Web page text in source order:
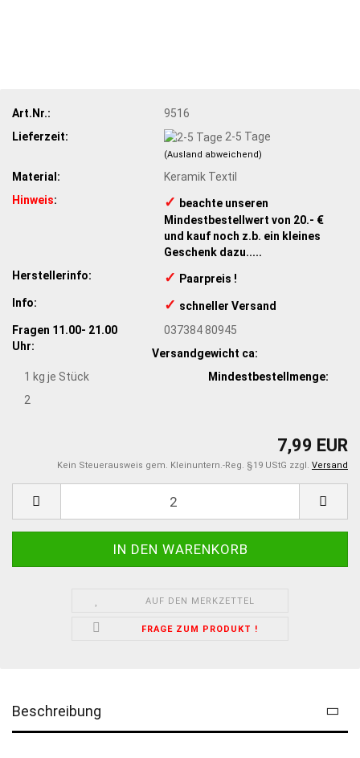
Art.Nr.:
9516
Lieferzeit:
2-5 Tage
(Ausland abweichend)
Material:
Keramik Textil
Hinweis: ✓ ​ beachte unseren
Mindestbestellwert von 20.- €
und kauf noch z.b. ein kleines
Geschenk dazu.....
Herstellerinfo:
✓ Paarpreis !
Info:
✓ ​schneller Versand
Fragen 11.00- 21.00
Uhr:
037384 80945
Versandgewicht ca:
1 kg je Stück
Mindestbestellmenge:
2
7,99 EUR
Kein Steuerausweis gem. Kleinuntern.-Reg. §19 UStG zzgl. Versand
AUF DEN MERKZETTEL
FRAGE ZUM PRODUKT !
Beschreibung